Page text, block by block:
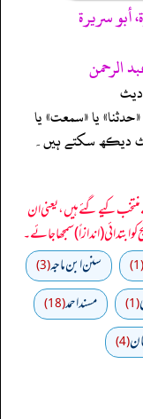
أبو سريرة
الرحمن
یا «سمعت» یا
دیکھ سکتے ہیں۔
کے 75 فیصد ڈیٹا سے منتخب کیے گئے ہیں، یعنی ان
ابتدائی (اندازاً) سمجھا جائے۔
(1) سنن ابن ماجه(3)
(1) مسند احمد(18)
(4)